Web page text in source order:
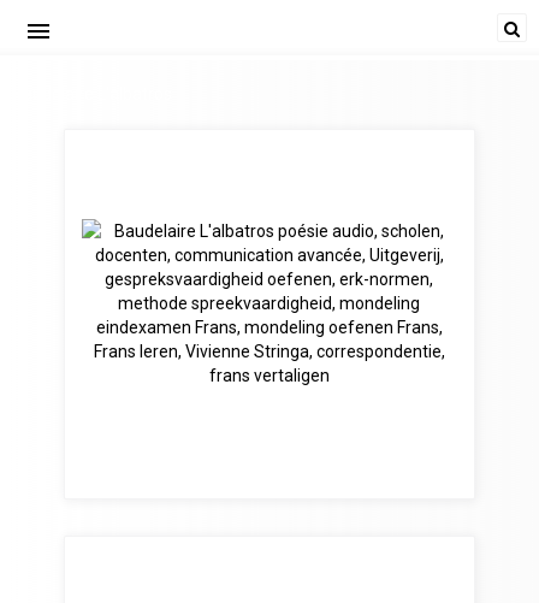
menu